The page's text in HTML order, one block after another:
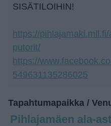
SISÄTILOIHIN!
https://
putorit/
https://
549631135286025
Tapahtumapaikka /
Pihlajamäen ala-